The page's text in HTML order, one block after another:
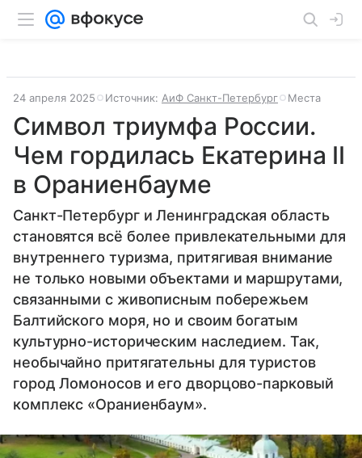
24 апреля 2025 Источник: АиФ Санкт-Петербург Места
Символ триумфа России.
Чем гордилась Екатерина II
в Ораниенбауме
Санкт-Петербург и Ленинградская область
становятся всё более привлекательными для
внутреннего туризма, притягивая внимание
не только новыми объектами и маршрутами,
связанными с живописным побережьем
Балтийского моря, но и своим богатым
культурно-историческим наследием. Так,
необычайно притягательны для туристов
город Ломоносов и его дворцово-парковый
комплекс «Ораниенбаум».